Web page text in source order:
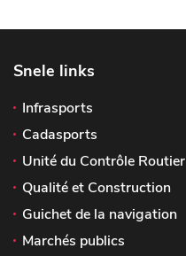
Snele links
Infrasports
Cadasports
Unité du Contrôle Routier
Qualité et Construction
Guichet de la navigation
Marchés publics